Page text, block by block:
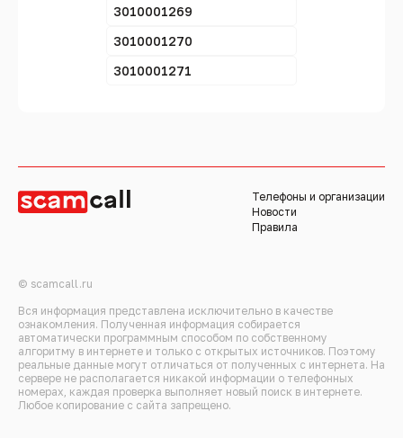
3010001269
3010001270
3010001271
Телефоны и организации
Новости
Правила
© scamcall.ru
Вся информация представлена исключительно в качестве
ознакомления. Полученная информация собирается
автоматически программным способом по собственному
алгоритму в интернете и только с открытых источников. Поэтому
реальные данные могут отличаться от полученных с интернета. На
сервере не располагается никакой информации о телефонных
номерах, каждая проверка выполняет новый поиск в интернете.
Любое копирование с сайта запрещено.